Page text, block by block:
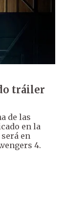
tráiler
de las
en la
en
4.